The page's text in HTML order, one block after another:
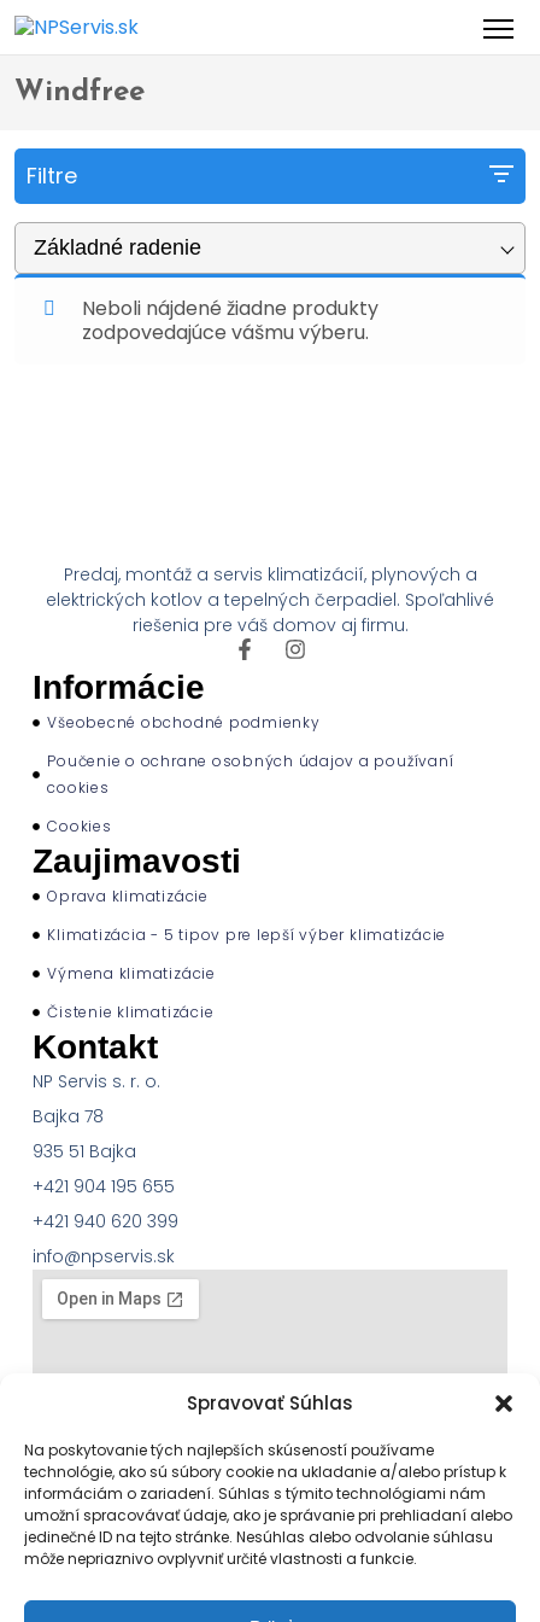
Spravovať Súhlas
Na poskytovanie tých najlepších skúseností používame
technológie, ako sú súbory cookie na ukladanie a/alebo prístup k
informáciám o zariadení. Súhlas s týmito technológiami nám
umožní spracovávať údaje, ako je správanie pri prehliadaní alebo
jedinečné ID na tejto stránke. Nesúhlas alebo odvolanie súhlasu
môže nepriaznivo ovplyvniť určité vlastnosti a funkcie.
Domov > Obchod
Windfree
Filtre
Základné radenie
Neboli nájdené žiadne produkty
zodpovedajúce vášmu výberu.
Predaj, montáž a servis klimatizácií, plynových a
elektrických kotlov a tepelných čerpadiel. Spoľahlivé
riešenia pre váš domov aj firmu.
Informácie
Všeobecné obchodné podmienky
Poučenie o ochrane osobných údajov a používaní
cookies
Cookies
Zaujimavosti
Oprava klimatizácie
Klimatizácia - 5 tipov pre lepší výber klimatizácie
Výmena klimatizácie
Čistenie klimatizácie
Kontakt
NP Servis s. r. o.
Bajka 78
935 51 Bajka
+421 904 195 655
+421 940 620 399
info@npservis.sk